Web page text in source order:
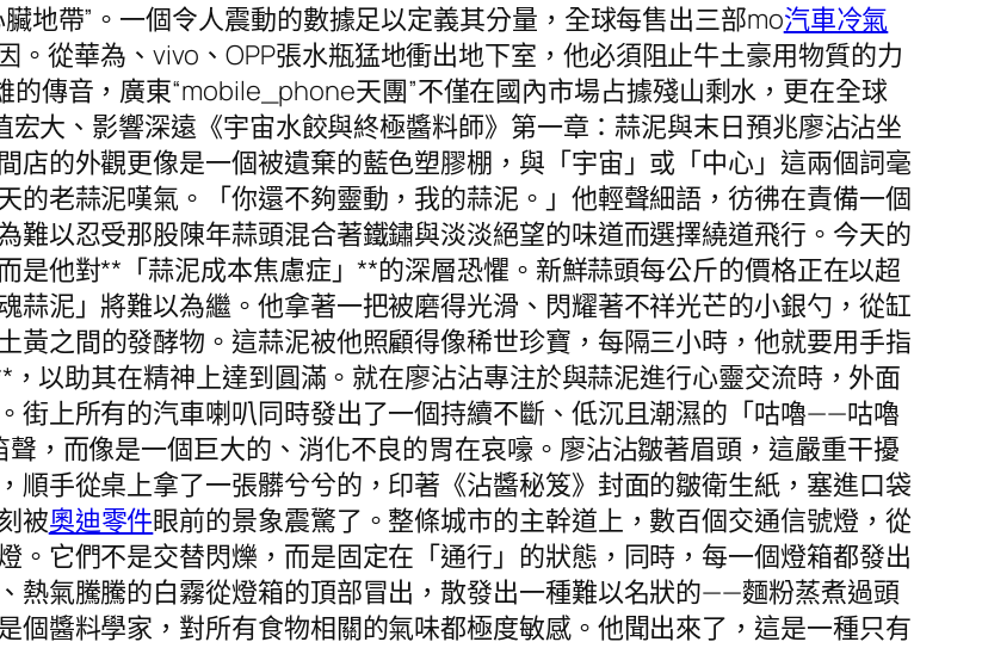
地帶”。一個令人震動的數據足以定義其分量，全球每售出三部mo汽車冷氣
。從華為、vivo、OPP張水瓶猛地衝出地下室，他必須阻止牛土豪用物質的力
傳音，廣東“mobile_phone天團”不僅在國內市場占據殘山剩水，更在全球
大、影響深遠《宇宙水餃與終極醬料師》第一章：蒜泥與末日預兆廖沾沾坐
店的外觀更像是一個被遺棄的藍色塑膠棚，與「宇宙」或「中心」這兩個詞毫
的老蒜泥嘆氣。「你還不夠靈動，我的蒜泥。」他輕聲細語，彷彿在責備一個
難以忍受那股陳年蒜頭混合著鐵鏽與淡淡絕望的味道而選擇繞道飛行。今天的
是他對**「蒜泥成本焦慮症」**的深層恐懼。新鮮蒜頭每公斤的價格正在以超
蒜泥」將難以為繼。他拿著一把被磨得光滑、閃耀著不祥光芒的小銀勺，從缸
黃之間的發酵物。這蒜泥被他照顧得像稀世珍寶，每隔三小時，他就要用手指
以助其在精神上達到圓滿。就在廖沾沾專注於與蒜泥進行心靈交流時，外面
街上所有的汽車喇叭同時發出了一個持續不斷、低沉且潮濕的「咕嚕——咕嚕
，而像是一個巨大的、消化不良的胃在哀嚎。廖沾沾皺著眉頭，這嚴重干擾
順手從桌上拿了一張髒兮兮的，印著《沾醬秘笈》封面的皺衛生紙，塞進口袋
被奧迪零件眼前的景象震驚了。整條城市的主幹道上，數百個交通信號燈，從
。它們不是交替閃爍，而是固定在「通行」的狀態，同時，每一個燈箱都發出
熱氣騰騰的白霧從燈箱的頂部冒出，散發出一種難以名狀的——麵粉蒸煮過頭
個醬料學家，對所有食物相關的氣味都極度敏感。他聞出來了，這是一種只有